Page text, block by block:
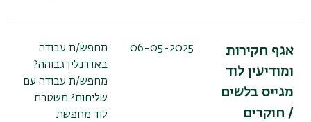
אגף חקירות
ומודיעין לוד
מגייס בלשים
/ חוקרים
06-05-2025
מחפש/ת עבודה
באדרנלין גבוהה?
מחפש/ת עבודה עם
שליחות? משטרת
לוד מחפשת